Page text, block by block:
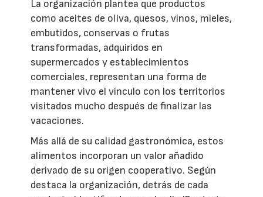
La organización plantea que productos
como aceites de oliva, quesos, vinos, mieles,
embutidos, conservas o frutas
transformadas, adquiridos en
supermercados y establecimientos
comerciales, representan una forma de
mantener vivo el vínculo con los territorios
visitados mucho después de finalizar las
vacaciones.
Más allá de su calidad gastronómica, estos
alimentos incorporan un valor añadido
derivado de su origen cooperativo. Según
destaca la organización, detrás de cada